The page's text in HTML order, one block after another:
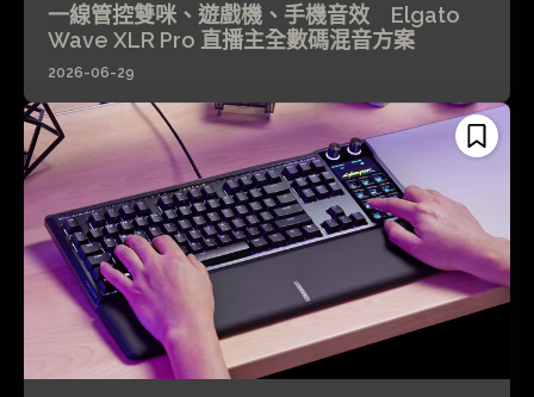
一線管控雙咪、遊戲機、手機音效 Elgato
Wave XLR Pro 直播主全數碼混音方案
2026-06-29